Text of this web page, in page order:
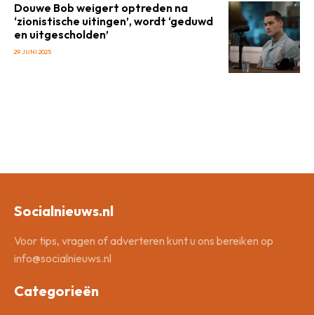
Douwe Bob weigert optreden na
‘zionistische uitingen’, wordt ‘geduwd
en uitgescholden’
29 JUNI 2025
Socialnieuws.nl
Voor tips, vragen of adverteren kunt u ons bereiken op
info@socialnieuws.nl
Categorieën